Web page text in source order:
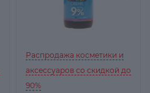
Распродажа косметики и
аксессуаров со скидкой до
90%